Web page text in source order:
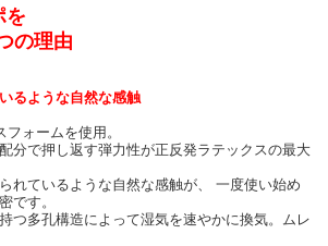
を
の理由
るような自然な感触
ォームを使用。
分で押し返す弾力性が正反発ラテックスの最大
れているような自然な感触が、 一度使い始め
です。
つ多孔構造によって湿気を速やかに換気。ムレ